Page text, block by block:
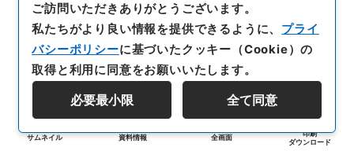
サムネイル 資料情報 全画面
印刷
ダウンロード
ご訪問いただきありがとうございます。
私たちがより良い情報を提供できるように、 プライ
バシーポリシーに基づいたクッキー（Cookie）の
取得と利用に同意をお願いいたします。
必要最小限 全て同意